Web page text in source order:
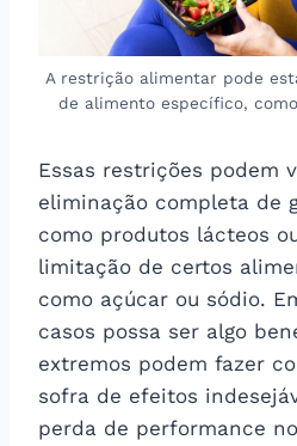
A restrição alimentar pode
de alimento específico,
Essas restrições podem
eliminação completa de
como produtos lácteos
limitação de certos
como açúcar ou sódio.
casos possa ser algo
extremos podem fazer
sofra de efeitos
perda de performance